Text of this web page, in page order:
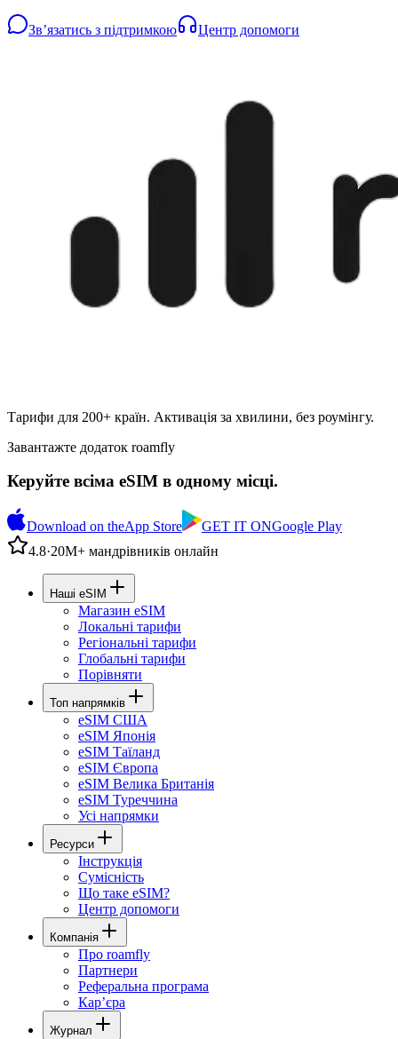
Звʼязатись з підтримкою Центр допомоги
Тарифи для 200+ країн. Активація за хвилини, без роумінгу.
Завантажте додаток roamfly
Керуйте всіма eSIM в одному місці.
Download on theApp Store GET IT ONGoogle Play
4.8·20М+ мандрівників онлайн
Наші eSIM
Магазин eSIM
Локальні тарифи
Регіональні тарифи
Глобальні тарифи
Порівняти
Топ напрямків
eSIM США
eSIM Японія
eSIM Таїланд
eSIM Європа
eSIM Велика Британія
eSIM Туреччина
Усі напрямки
Ресурси
Інструкція
Сумісність
Що таке eSIM?
Центр допомоги
Компанія
Про roamfly
Партнери
Реферальна програма
Карʼєра
Журнал